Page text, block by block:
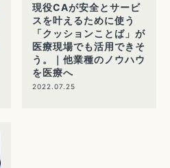
現役CAが安全とサービ
スを叶えるために使う
「クッションことば」が
医療現場でも活用できそ
う。｜他業種のノウハウ
を医療へ
2022.07.25